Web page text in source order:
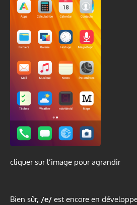
cliquer sur l’image pour agrandir
Bien sûr, /e/ est encore en